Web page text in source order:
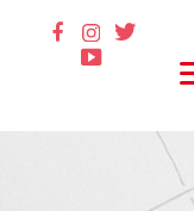
Facebook
InstaTwitter
Youtube